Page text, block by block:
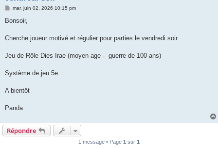
M
s
g
mar. juin 02, 2026 10:15 pm
Bonsoir,
Cherche joueur motivé et régulier pour parties le vendredi soir
Jeu de Rôle Dies Irae (moyen age - guerre de 100 ans)
Système de jeu 5e
A bientôt
Panda
Répondre
1 message • Page 1 sur 1